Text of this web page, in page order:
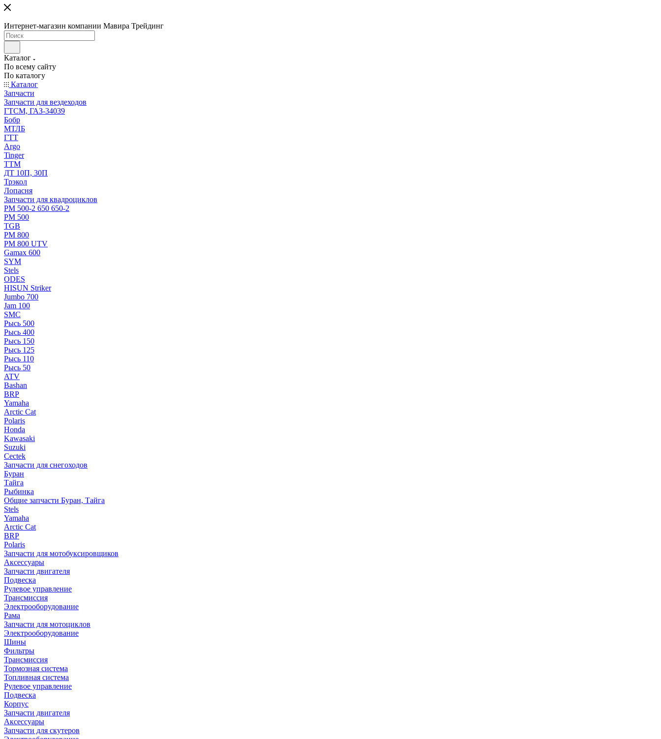
Интернет-магазин компании Мавира Трейдинг
Каталог
По всему сайту
По каталогу
Каталог
Запчасти
Запчасти для вездеходов
ГТСМ, ГАЗ-34039
Бобр
МТЛБ
ГТТ
Argo
Tinger
ТТМ
ДТ 10П, 30П
Трэкол
Лопасня
Запчасти для квадроциклов
РМ 500-2 650 650-2
РМ 500
TGB
РМ 800
РМ 800 UTV
Gamax 600
SYM
Stels
ОDЕS
HISUN Striker
Jumbo 700
Jam 100
SMC
Рысь 500
Рысь 400
Рысь 150
Рысь 125
Рысь 110
Рысь 50
ATV
Bashan
BRP
Yamaha
Arctic Cat
Polaris
Honda
Kawasaki
Suzuki
Cectek
Запчасти для снегоходов
Буран
Тайга
Рыбинка
Общие запчасти Буран, Тайга
Stels
Yamaha
Arctic Cat
BRP
Polaris
Запчасти для мотобуксировщиков
Аксессуары
Запчасти двигателя
Подвеска
Рулевое управление
Трансмиссия
Электрооборудование
Рама
Запчасти для мотоциклов
Электрооборудование
Шины
Фильтры
Трансмиссия
Тормозная система
Топливная система
Рулевое управление
Подвеска
Корпус
Запчасти двигателя
Аксессуары
Запчасти для скутеров